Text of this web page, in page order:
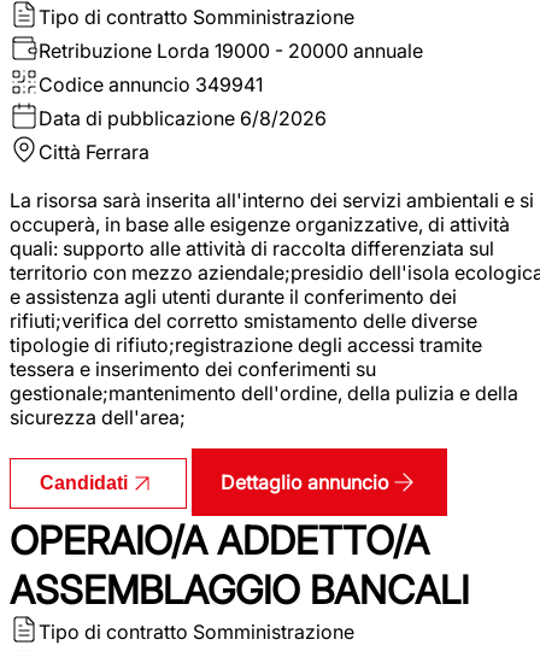
Tipo di contratto Somministrazione
Retribuzione Lorda 19000 - 20000 annuale
Codice annuncio 349941
Data di pubblicazione 6/8/2026
Città Ferrara
La risorsa sarà inserita all'interno dei servizi ambientali e si
occuperà, in base alle esigenze organizzative, di attività
quali: supporto alle attività di raccolta differenziata sul
territorio con mezzo aziendale;presidio dell'isola
e assistenza agli utenti durante il conferimento dei
rifiuti;verifica del corretto smistamento delle diverse
tipologie di rifiuto;registrazione degli accessi tramite
tessera e inserimento dei conferimenti su
gestionale;mantenimento dell'ordine, della pulizia e della
sicurezza dell'area;
Candidati Dettaglio annuncio
OPERAIO/A ADDETTO/A
ASSEMBLAGGIO BANCALI
Tipo di contratto Somministrazione